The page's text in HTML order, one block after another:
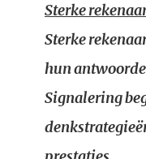
Sterke
Sterke
hun
Signalering